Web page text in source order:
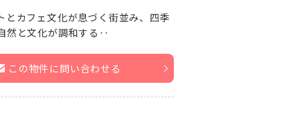
カフェ文化が息づく街並み、四季
然と文化が調和する‥
この物件に問い合わせる